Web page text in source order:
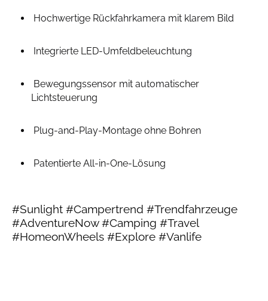
Hochwertige Rückfahrkamera mit klarem Bild
Integrierte LED-Umfeldbeleuchtung
Bewegungssensor mit automatischer
Lichtsteuerung
Plug-and-Play-Montage ohne Bohren
Patentierte All-in-One-Lösung
#Sunlight #Campertrend #Trendfahrzeuge
#AdventureNow #Camping #Travel
#HomeonWheels #Explore #Vanlife